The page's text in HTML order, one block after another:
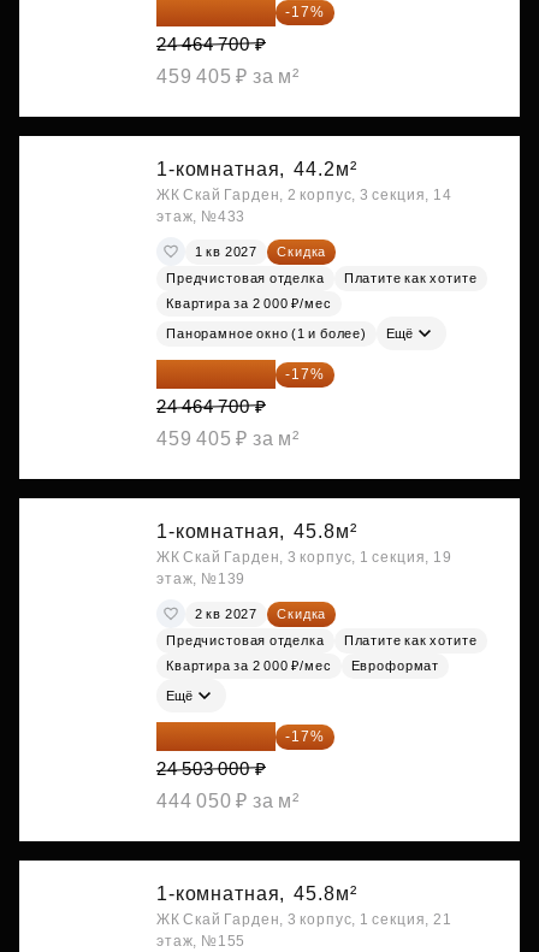
20 305 701 ₽ -17%
24 464 700 ₽
459 405 ₽ за м²
1-комнатная, 44.2м²
ЖК Скай Гарден, 2 корпус, 3 секция, 14
этаж, №433
1 кв 2027
Скидка
Предчистовая отделка
Платите как хотите
Квартира за 2 000 ₽/мес
Панорамное окно (1 и более) Ещё
20 305 701 ₽ -17%
24 464 700 ₽
459 405 ₽ за м²
1-комнатная, 45.8м²
ЖК Скай Гарден, 3 корпус, 1 секция, 19
этаж, №139
2 кв 2027
Скидка
Предчистовая отделка
Платите как хотите
Квартира за 2 000 ₽/мес
Евроформат
Ещё
20 337 490 ₽ -17%
24 503 000 ₽
444 050 ₽ за м²
1-комнатная, 45.8м²
ЖК Скай Гарден, 3 корпус, 1 секция, 21
этаж, №155